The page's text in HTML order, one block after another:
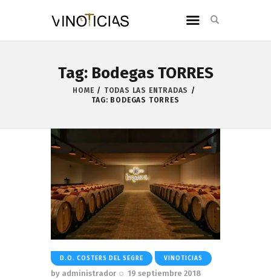
Tag: Bodegas TORRES
HOME
TODAS LAS ENTRADAS
TAG: BODEGAS TORRES
D.O. COSTERS DEL SEGRE VINOTICIAS
by administrador
19 septiembre 2018